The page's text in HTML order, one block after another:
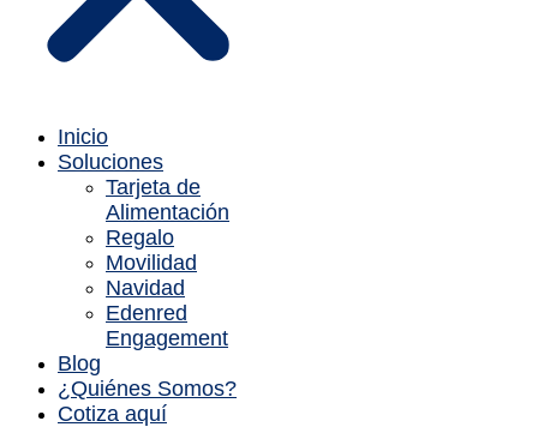
Inicio
Soluciones
Tarjeta de
Alimentación
Regalo
Movilidad
Navidad
Edenred
Engagement
Blog
¿Quiénes Somos?
Cotiza aquí